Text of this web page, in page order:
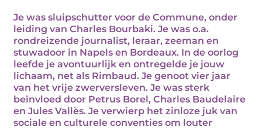
Je was sluipschutter voor de Commune, onder
leiding van Charles Bourbaki. Je was o.a.
rondreizende journalist, leraar, zeeman en
stuwadoor in Napels en Bordeaux. In de oorlog
leefde je avontuurlijk en ontregelde je jouw
lichaam, net als Rimbaud. Je genoot vier jaar
van het vrije zwerversleven. Je was sterk
beïnvloed door Petrus Borel, Charles Baudelaire
en Jules Vallès. Je verwierp het zinloze juk van
sociale en culturele conventies om louter